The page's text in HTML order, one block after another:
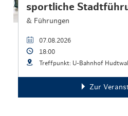
sportliche
& Führungen
07.08.2026
18:00
Treffpunkt: U-Bahnhof
Zur